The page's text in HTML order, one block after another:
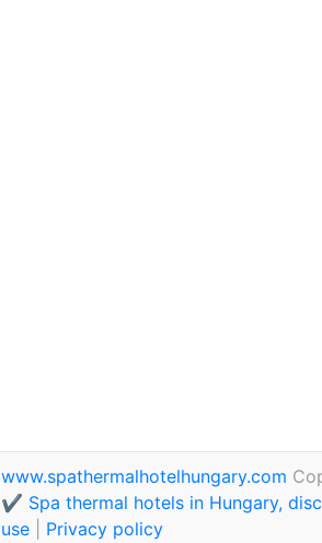
www.spathermalhotelhungary.com
✔️ Spa thermal hotels in Hungary,
use
Privacy policy